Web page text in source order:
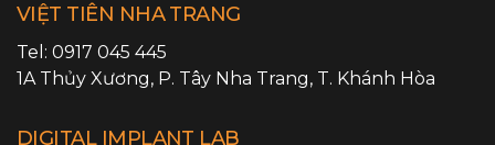
VIỆT TIÊN NHA TRANG
Tel: 0917 045 445
1A Thủy Xương, P. Tây Nha Trang, T. Khánh Hòa
DIGITAL IMPLANT LAB